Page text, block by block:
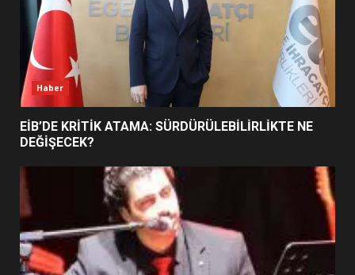
6
BURHANİYE SATRANÇ
TURNUVASI KAYITLARI NEYİ
DEĞİŞTİRİYOR?
BURHANİYE BELEDİYESPOR’DA
YENİ YÖNETİM NASIL
Haber
EİB’DE KRİTİK ATAMA: SÜRDÜRÜLEBİLİRLİKTE NE
DEĞİŞECEK?